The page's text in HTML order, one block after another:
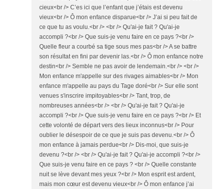
cieux<br /> C’es ici que l’enfant que j’étais est devenu
vieux<br /> Ô mon enfance disparue<br /> J’ai si peu fait de
ce que tu as voulu.<br /> <br /> Qu'ai-je fait ? Qu'ai-je
accompli ?<br /> Que suis-je venu faire en ce pays ?<br />
Quelle fleur a courbé sa tige sous mes pas<br /> A se battre
son résultat en fini par devenir las.<br /> Ô mon enfance notre
destin<br /> Semble ne pas avoir de lendemain.<br /> <br />
Mon enfance m'appelle sur des rivages aimables<br /> Mon
enfance m'appelle au pays du Tage doré<br /> Sur elle sont
venues s'inscrire impitoyables<br /> Tant, trop, de
nombreuses années<br /> <br /> Qu'ai-je fait ? Qu'ai-je
accompli ?<br /> Que suis-je venu faire en ce pays ?<br /> Et
cette volonté de départ vers des lieux inconnus<br /> Pour
oublier le désespoir de ce que je suis pas devenu.<br /> Ô
mon enfance à jamais perdue<br /> Dis-moi, que suis-je
devenu ?<br /> <br /> Qu'ai-je fait ? Qu'ai-je accompli ?<br />
Que suis-je venu faire en ce pays ? <br /> Quelle constante
nuit se lève devant mes yeux ?<br /> Mon esprit est ardent,
mais mon cœur est devenu vieux<br /> Ô mon enfance j’ai